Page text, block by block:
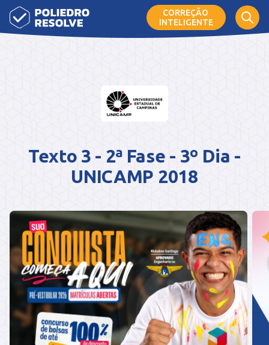
CORREÇÃO
INTELIGENTE
Texto 3 - 2ª Fase - 3º Dia -
UNICAMP 2018